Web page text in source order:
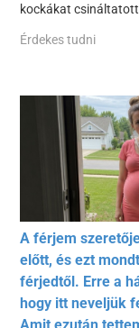
kockákat
Érdekes tudni
A férjem
előtt, és ezt
férjedtől. Erre a
hogy itt neveljük